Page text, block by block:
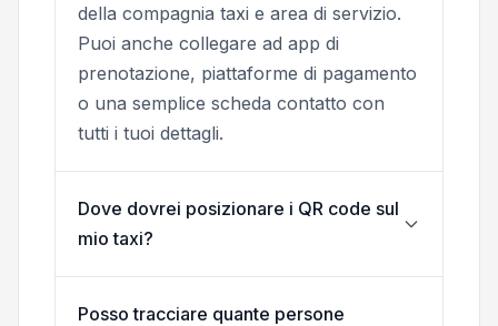
della compagnia taxi e area di servizio.
Puoi anche collegare ad app di
prenotazione, piattaforme di pagamento
o una semplice scheda contatto con
tutti i tuoi dettagli.
Dove dovrei posizionare i QR code sul
mio taxi?
Posso tracciare quante persone